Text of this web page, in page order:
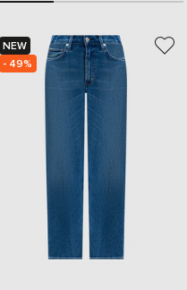
NEW
- 49%